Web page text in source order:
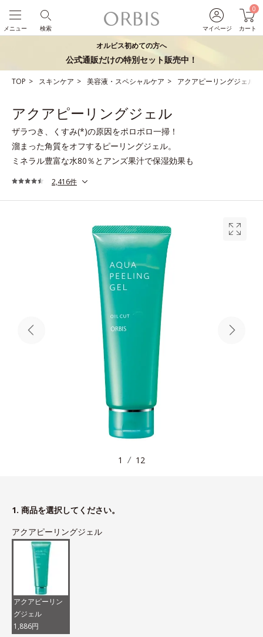
マイページ
0
カート
検索
メニュー
オルビス初めての方へ
公式通販だけの特別セット販売中！
TOP スキンケア 美容液・スペシャルケア アクアピーリングジェル
アクアピーリングジェル
ザラつき、くすみ(*)の原因をポロポロ一掃！
溜まった角質をオフするピーリングジェル。
ミネラル豊富な水80％とアンズ果汁で保湿効果も
2,416件
1 12
1. 商品を選択してください。
アクアピーリングジェル
アクアピーリン
グジェル
1,886円